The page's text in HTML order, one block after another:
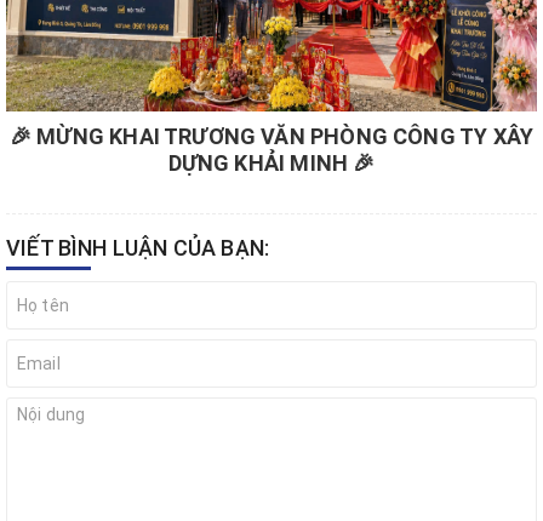
🎉 MỪNG KHAI TRƯƠNG VĂN PHÒNG CÔNG TY XÂY
DỰNG KHẢI MINH 🎉
VIẾT BÌNH LUẬN CỦA BẠN: